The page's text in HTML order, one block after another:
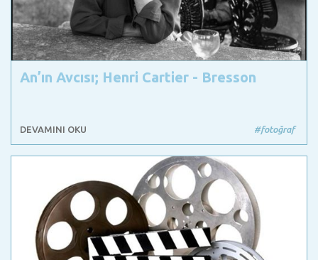
An’ın Avcısı; Henri Cartier - Bresson
DEVAMINI OKU #fotoğraf